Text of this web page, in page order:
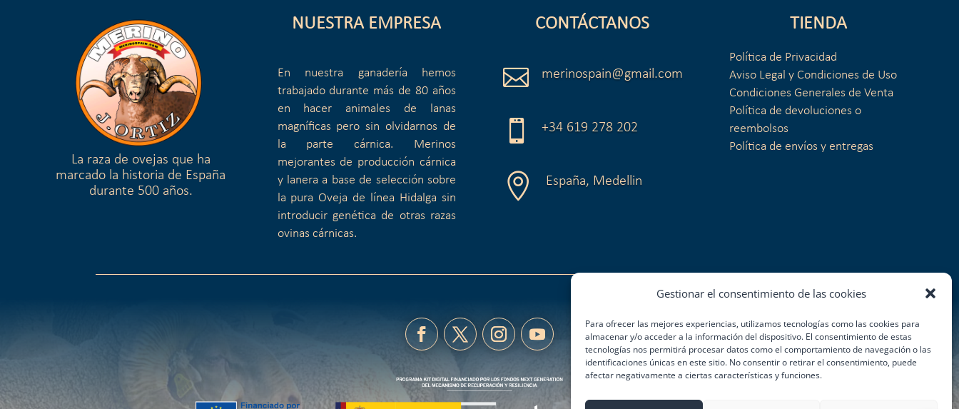
Gestionar el consentimiento de las cookies
Para ofrecer las mejores experiencias, utilizamos tecnologías como las cookies para
almacenar y/o acceder a la información del dispositivo. El consentimiento de estas
tecnologías nos permitirá procesar datos como el comportamiento de navegación o las
identificaciones únicas en este sitio. No consentir o retirar el consentimiento, puede
afectar negativamente a ciertas características y funciones.
La raza de ovejas que ha
marcado la historia de España
durante 500 años.
NUESTRA EMPRESA
En nuestra ganadería hemos
trabajado durante más de 80 años
en hacer animales de lanas
magníficas pero sin olvidarnos de
la parte cárnica. Merinos
mejorantes de producción cárnica
y lanera a base de selección sobre
la pura Oveja de línea Hidalga sin
introducir genética de otras razas
ovinas cárnicas.
CONTÁCTANOS
 merinospain@gmail.com
 +34 619 278 202
 España, Medellin
TIENDA
Política de Privacidad
Aviso Legal y Condiciones de Uso
Condiciones Generales de Venta
Política de devoluciones o
reembolsos
Política de envíos y entregas